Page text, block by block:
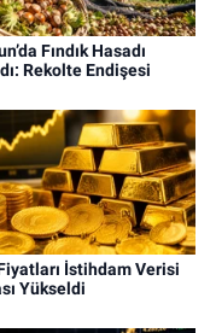
Fındık Hasadı
Rekolte Endişesi
İstihdam Verisi
Yükseldi